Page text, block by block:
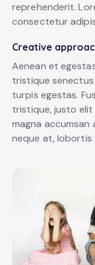
reprehenderit.
consectetur
Creative
Aenean et
tristique
turpis egestas.
tristique, justo elit
magna accumsan
neque at,